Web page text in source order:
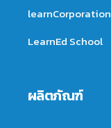
learnCorporation
LearnEd School
ผลิตภัณฑ์